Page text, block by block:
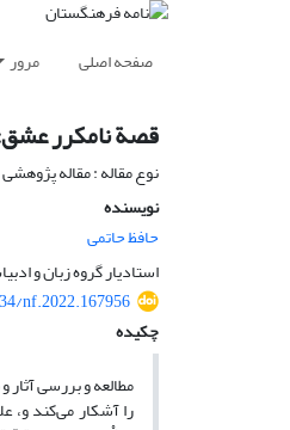
صفحه اصلی مرور
قصة نامکرر
نوع مقاله : مقاله پژوهشی
نویسنده
حافظ حاتمی
استادیار گروه زبان و
nf.2022.167956
چکیده
مطالعه و بررسی آثار
را آشکار می‌کند و،